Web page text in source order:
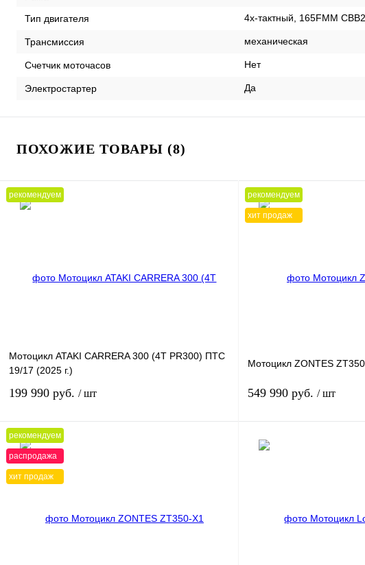
Тип двигателя 4х-тактный, 165FMM
Трансмиссия механическая
Счетчик моточасов Нет
Электростартер Да
ПОХОЖИЕ ТОВАРЫ (8)
рекомендуем
Мотоцикл ATAKI CARRERA 300 (4T PR300) ПТС
19/17 (2025 г.)
199 990 руб. / шт
Купить в 1 клик
наличии
рекомендуем
хит продаж
Мотоцикл ZONTES
549 990 руб. / шт
рекомендуем
распродажа
хит продаж